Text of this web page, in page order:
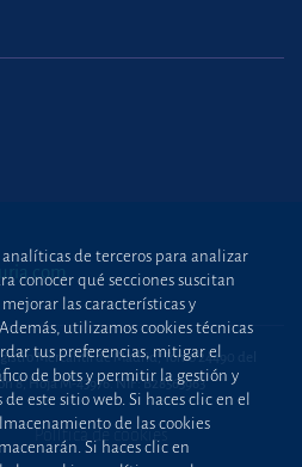
Mercantil de Madrid, Tomo 24490 del
8, Hoja M-43976. NIF: B28563963
Política de cookies
de terceros para analizar
conocer qué secciones suscitan
las características y
utilizamos cookies técnicas
tus preferencias, mitigar el
de bots y permitir la gestión y
este sitio web. Si haces clic en el
de las cookies
Si haces clic en